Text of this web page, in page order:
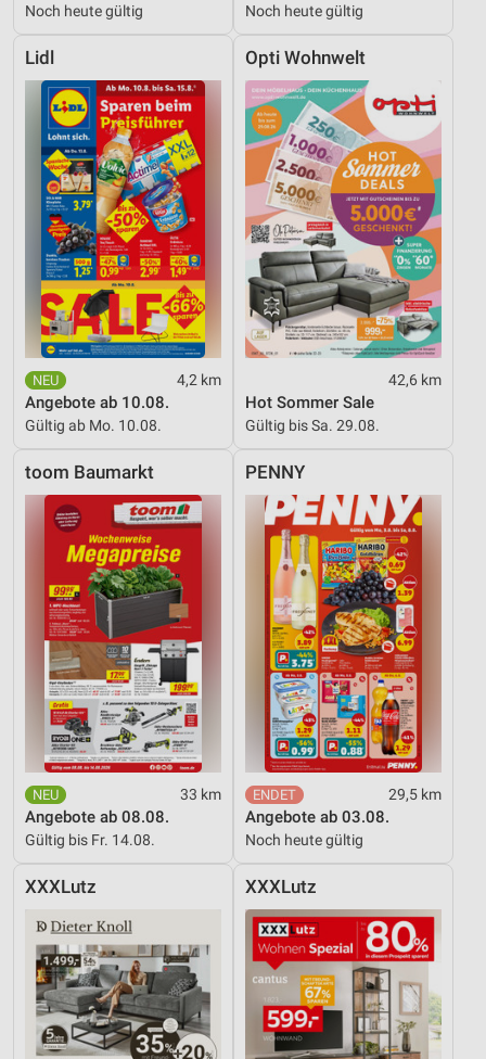
Noch heute gültig Noch heute gültig
Lidl
4,2 km
Angebote ab 10.08.
Gültig ab Mo. 10.08.
Opti Wohnwelt
42,6 km
Hot Sommer Sale
Gültig bis Sa. 29.08.
toom Baumarkt
33 km
Angebote ab 08.08.
Gültig bis Fr. 14.08.
PENNY
29,5 km
Angebote ab 03.08.
Noch heute gültig
XXXLutz XXXLutz